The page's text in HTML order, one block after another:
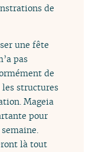
de
une fête
pas
de
les structures
Mageia
pour
là tout